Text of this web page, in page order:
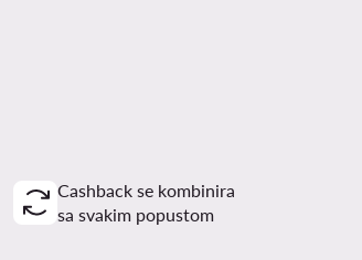
Cashback se kombinira
sa svakim popustom